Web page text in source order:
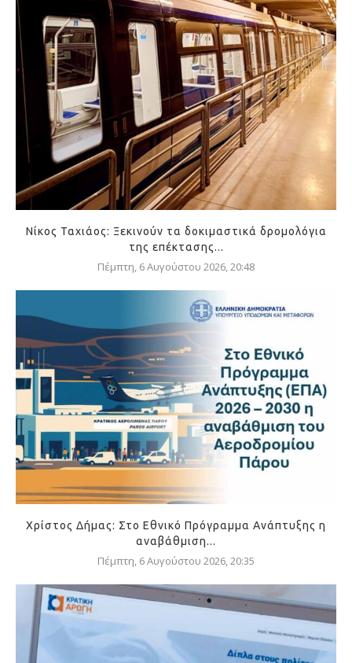
Νίκος Ταχιάος: Ξεκινούν τα δοκιμαστικά δρομολόγια
της επέκτασης...
Πέμπτη, 6 Αυγούστου 2026, 20:48
Χρίστος Δήμας: Στο Εθνικό Πρόγραμμα Ανάπτυξης η
αναβάθμιση...
Πέμπτη, 6 Αυγούστου 2026, 20:35